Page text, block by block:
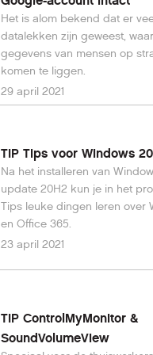
Het is alom bekend dat er
datalekken zijn geweest,
gegevens van mensen op
komen te liggen.
29 april 2021
TIP Tips voor Windows
Na het installeren van
update 20H2 kun je in het
Tips leuke dingen leren over
en Office 365.
23 april 2021
TIP ControlMyMonitor &
SoundVolumeView